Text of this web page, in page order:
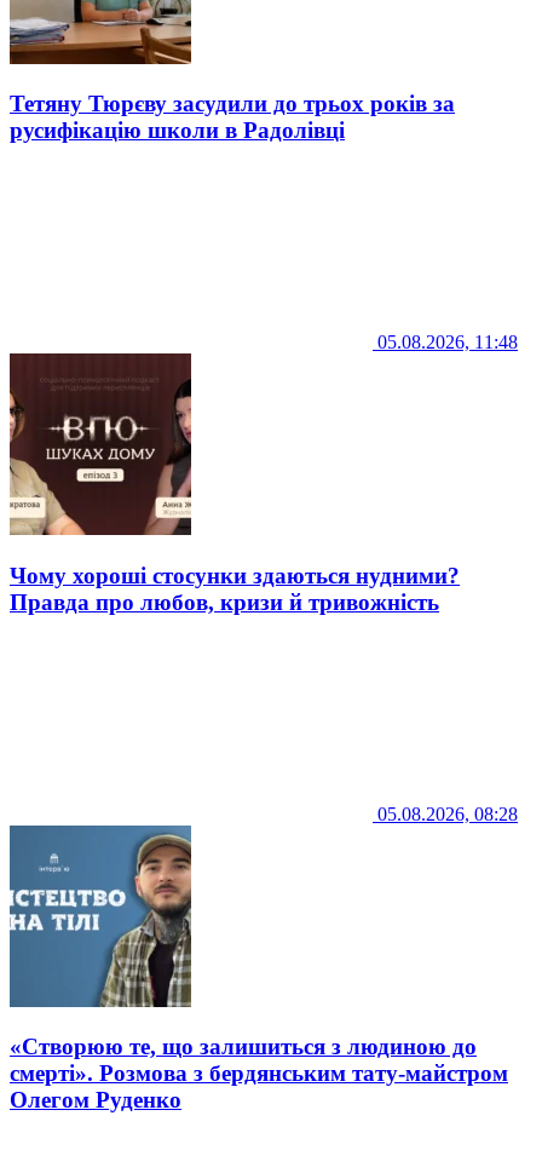
Тетяну Тюрєву засудили до трьох років за
русифікацію школи в Радолівці
05.08.2026, 11:48
Чому хороші стосунки здаються нудними?
Правда про любов, кризи й тривожність
05.08.2026, 08:28
«Створюю те, що залишиться з людиною до
смерті». Розмова з бердянським тату-майстром
Олегом Руденко